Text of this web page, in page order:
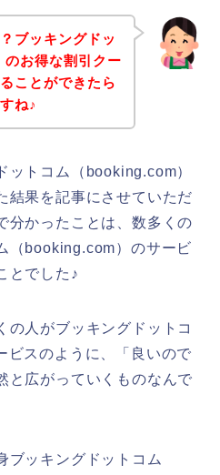
ブッキングドッ
お得な割引クー
ことができたら
ね♪
ットコム（booking.com）
結果を記事にさせていただ
分かったことは、数多くの
（booking.com）のサービ
とでした♪
の人がブッキングドットコ
ビスのように、「良いので
と広がっていくものなんで
ブッキングドットコム